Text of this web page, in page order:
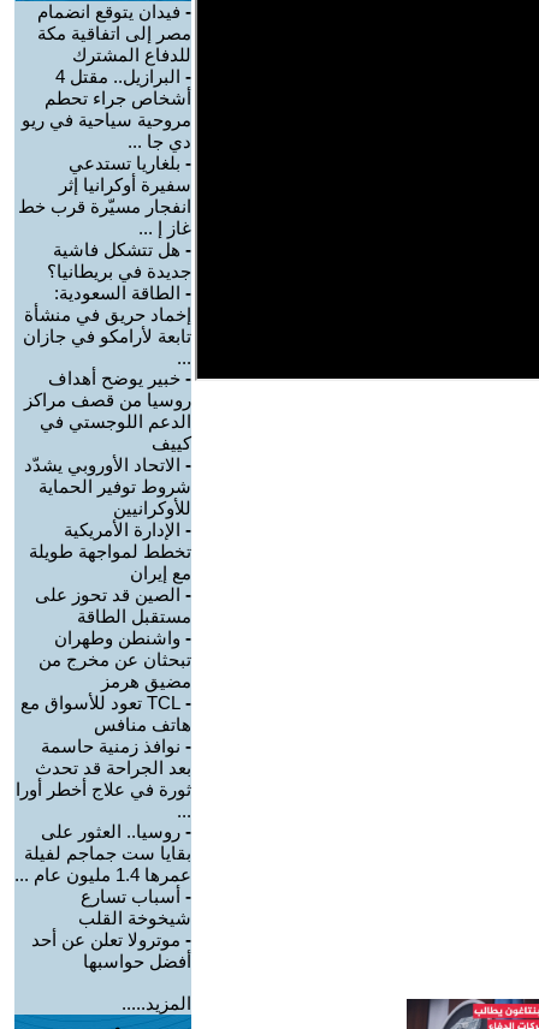
- فيدان يتوقع انضمام
مصر إلى اتفاقية مكة
للدفاع المشترك
-
البرازيل.. مقتل 4
أشخاص جراء تحطم
مروحية سياحية في ريو
دي جا ...
- بلغاريا تستدعي
سفيرة أوكرانيا إثر
انفجار مسيّرة قرب خط
غاز إ ...
- هل تتشكل فاشية
جديدة في بريطانيا؟
- الطاقة السعودية:
إخماد حريق في منشأة
تابعة لأرامكو في جازان
...
- خبير يوضح أهداف
روسيا من قصف مراكز
الدعم اللوجستي في
كييف
- الاتحاد الأوروبي يشدّد
شروط توفير الحماية
للأوكرانيين
- الإدارة الأمريكية
تخطط لمواجهة طويلة
مع إيران
- الصين قد تحوز على
مستقبل الطاقة
- واشنطن وطهران
تبحثان عن مخرج من
مضيق هرمز
-
TCL تعود للأسواق مع
هاتف منافس
- نوافذ زمنية حاسمة
بعد الجراحة قد تحدث
ثورة في علاج أخطر أورا
...
- روسيا.. العثور على
بقايا ست جماجم لفيلة
عمرها 1.4 مليون عام ...
- أسباب تسارع
شيخوخة القلب
- موترولا تعلن عن أحد
أفضل حواسبها
المزيد.....